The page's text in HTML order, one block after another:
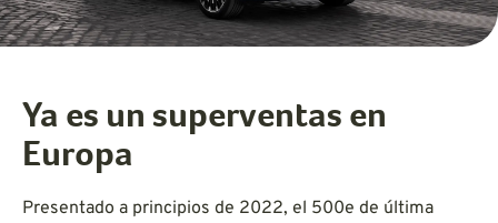
Ya es un superventas en
Europa
Presentado a principios de 2022, el 500e de última